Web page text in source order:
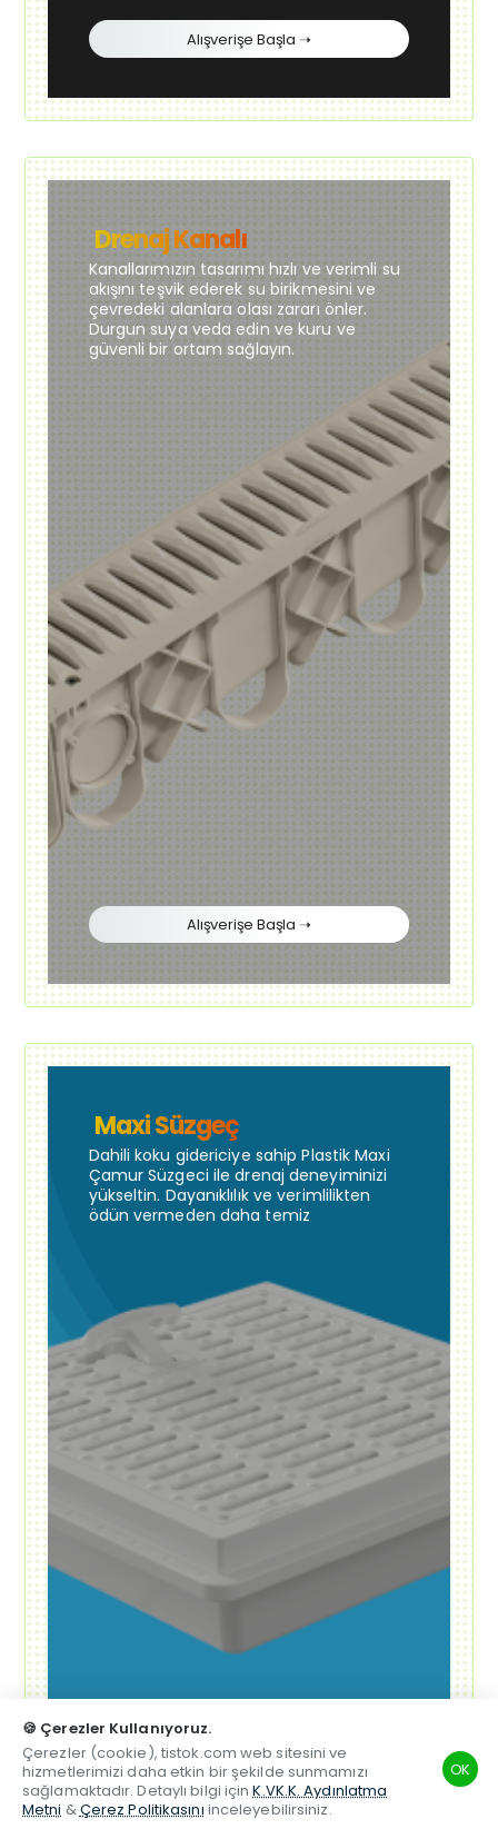
TSM Hesabım Whatsapp Telefon Beğenilen
🍪 Çerezler Kullanıyoruz.
Çerezler (cookie), tistok.com web sitesini ve
hizmetlerimizi daha etkin bir şekilde sunmamızı
sağlamaktadır. Detaylı bilgi içinK.VK.K. Aydınlatma
Metni &Çerez Politikasını inceleyebilirsiniz.
OK
Alışverişe Başla ➝
Drenaj Kanalı
Kanallarımızın tasarımı hızlı ve verimli su
akışını teşvik ederek su birikmesini ve
çevredeki alanlara olası zararı önler.
Durgun suya veda edin ve kuru ve
güvenli bir ortam sağlayın.
Alışverişe Başla ➝
Maxi Süzgeç
Dahili koku gidericiye sahip Plastik Maxi
Çamur Süzgeci ile drenaj deneyiminizi
yükseltin. Dayanıklılık ve verimlilikten
ödün vermeden daha temiz
Alışverişe Başla ➝